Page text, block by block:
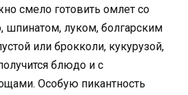
смело готовить омлет со
луком, болгарским
или брокколи, кукурузой,
блюдо и с
Особую пикантность